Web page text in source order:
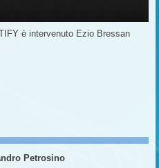
è intervenuto Ezio Bressan
Petrosino